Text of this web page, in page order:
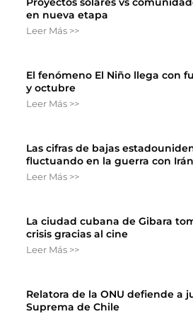
en nueva etapa
Leer Más >>
El fenómeno El Niño llega con
y octubre
Leer Más >>
Las cifras de bajas
fluctuando en la guerra con Irán
Leer Más >>
La ciudad cubana de Gibara
crisis gracias al cine
Leer Más >>
Relatora de la ONU defiende a
Suprema de Chile